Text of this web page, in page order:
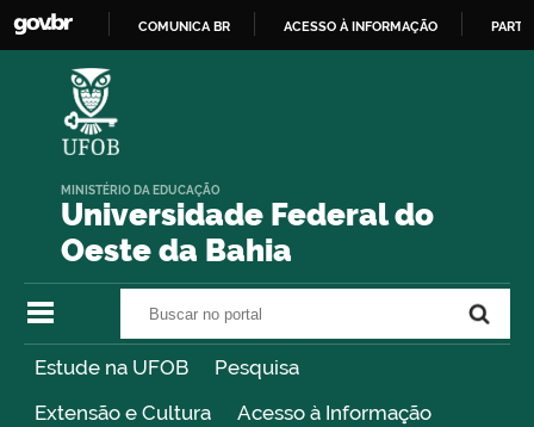
COMUNICA BR ACESSO À INFORMAÇÃO
Universidade Federal do
Oeste da Bahia
MINISTÉRIO DA EDUCAÇÃO
Estude na UFOB
Pesquisa
Extensão e Cultura
Acesso à Informação